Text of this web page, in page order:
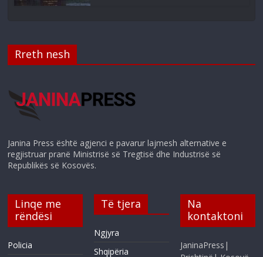
Rreth nesh
Janina Press është agjenci e pavarur lajmesh alternative e
regjistruar pranë Ministrisë së Tregtisë dhe Industrisë së
Republikës së Kosovës.
Linqe me
rëndësi
Policia
Të tjera
Ngjyra
Shqipëria
Na
kontaktoni
JaninaPress|